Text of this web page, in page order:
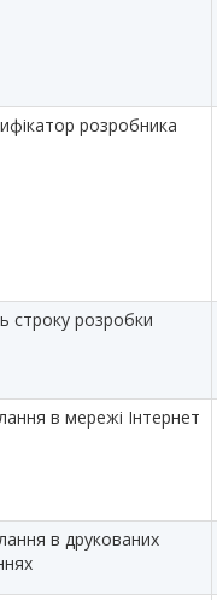
розробника
строку розробки
в мережі Інтернет
в друкованих